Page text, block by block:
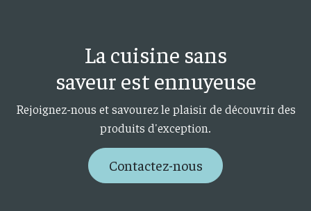
La cuisine sans
saveur est ennuyeuse
Rejoignez-nous et savourez le plaisir de découvrir des
produits d'exception.
Contactez-nous